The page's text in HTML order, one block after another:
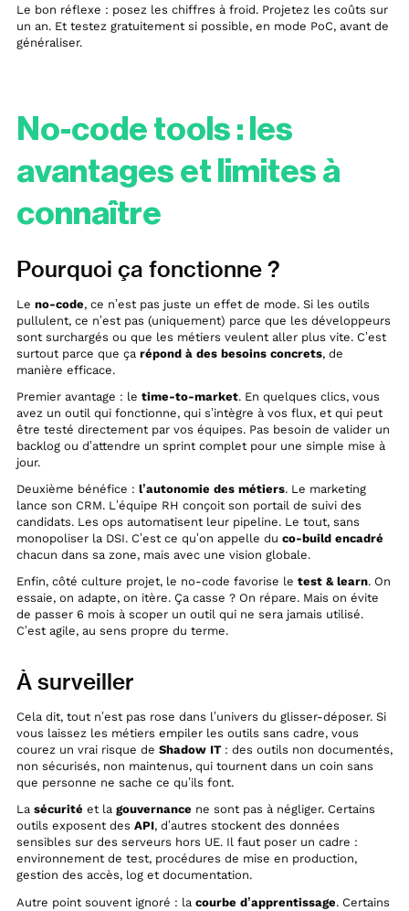
Le bon réflexe : posez les chiffres à froid. Projetez les coûts sur
un an. Et testez gratuitement si possible, en mode PoC, avant de
généraliser.
No-code tools : les
avantages et limites à
connaître
Pourquoi ça fonctionne ?
Le no-code, ce n’est pas juste un effet de mode. Si les outils
pullulent, ce n’est pas (uniquement) parce que les développeurs
sont surchargés ou que les métiers veulent aller plus vite. C’est
surtout parce que ça répond à des besoins concrets, de
manière efficace.
Premier avantage : le time-to-market. En quelques clics, vous
avez un outil qui fonctionne, qui s’intègre à vos flux, et qui peut
être testé directement par vos équipes. Pas besoin de valider un
backlog ou d’attendre un sprint complet pour une simple mise à
jour.
Deuxième bénéfice : l’autonomie des métiers. Le marketing
lance son CRM. L’équipe RH conçoit son portail de suivi des
candidats. Les ops automatisent leur pipeline. Le tout, sans
monopoliser la DSI. C’est ce qu’on appelle du co-build encadré
chacun dans sa zone, mais avec une vision globale.
Enfin, côté culture projet, le no-code favorise le test & learn. On
essaie, on adapte, on itère. Ça casse ? On répare. Mais on évite
de passer 6 mois à scoper un outil qui ne sera jamais utilisé.
C’est agile, au sens propre du terme.
À surveiller
Cela dit, tout n’est pas rose dans l’univers du glisser-déposer. Si
vous laissez les métiers empiler les outils sans cadre, vous
courez un vrai risque de Shadow IT: des outils non documentés,
non sécurisés, non maintenus, qui tournent dans un coin sans
que personne ne sache ce qu’ils font.
La sécurité et la gouvernance ne sont pas à négliger. Certains
outils exposent des API, d’autres stockent des données
sensibles sur des serveurs hors UE. Il faut poser un cadre :
environnement de test, procédures de mise en production,
gestion des accès, log et documentation.
Autre point souvent ignoré : la courbe d’apprentissage. Certains